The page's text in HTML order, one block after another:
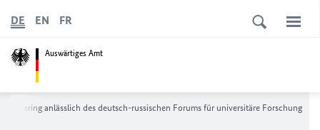
Auswärtiges Amt
DE EN FR
anlässlich des deutsch-russischen Forums für universitäre Forschung